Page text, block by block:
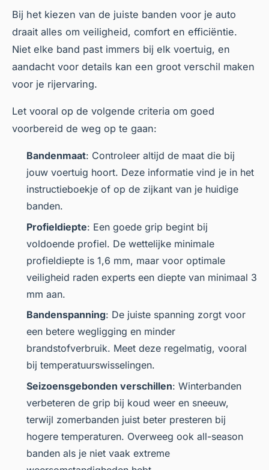
Bij het kiezen van de juiste banden voor je auto
draait alles om veiligheid, comfort en efficiëntie.
Niet elke band past immers bij elk voertuig, en
aandacht voor details kan een groot verschil maken
voor je rijervaring.
Let vooral op de volgende criteria om goed
voorbereid de weg op te gaan:
Bandenmaat: Controleer altijd de maat die bij
jouw voertuig hoort. Deze informatie vind je in het
instructieboekje of op de zijkant van je huidige
banden.
Profieldiepte: Een goede grip begint bij
voldoende profiel. De wettelijke minimale
profieldiepte is 1,6 mm, maar voor optimale
veiligheid raden experts een diepte van minimaal 3
mm aan.
Bandenspanning: De juiste spanning zorgt voor
een betere wegligging en minder
brandstofverbruik. Meet deze regelmatig, vooral
bij temperatuurswisselingen.
Seizoensgebonden verschillen: Winterbanden
verbeteren de grip bij koud weer en sneeuw,
terwijl zomerbanden juist beter presteren bij
hogere temperaturen. Overweeg ook all-season
banden als je niet vaak extreme